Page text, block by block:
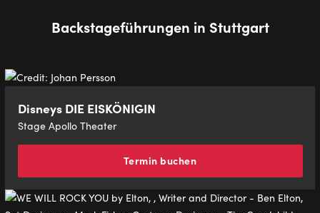
Backstageführungen in Stuttgart
Disneys DIE EISKÖNIGIN
Stage Apollo Theater
Termin buchen